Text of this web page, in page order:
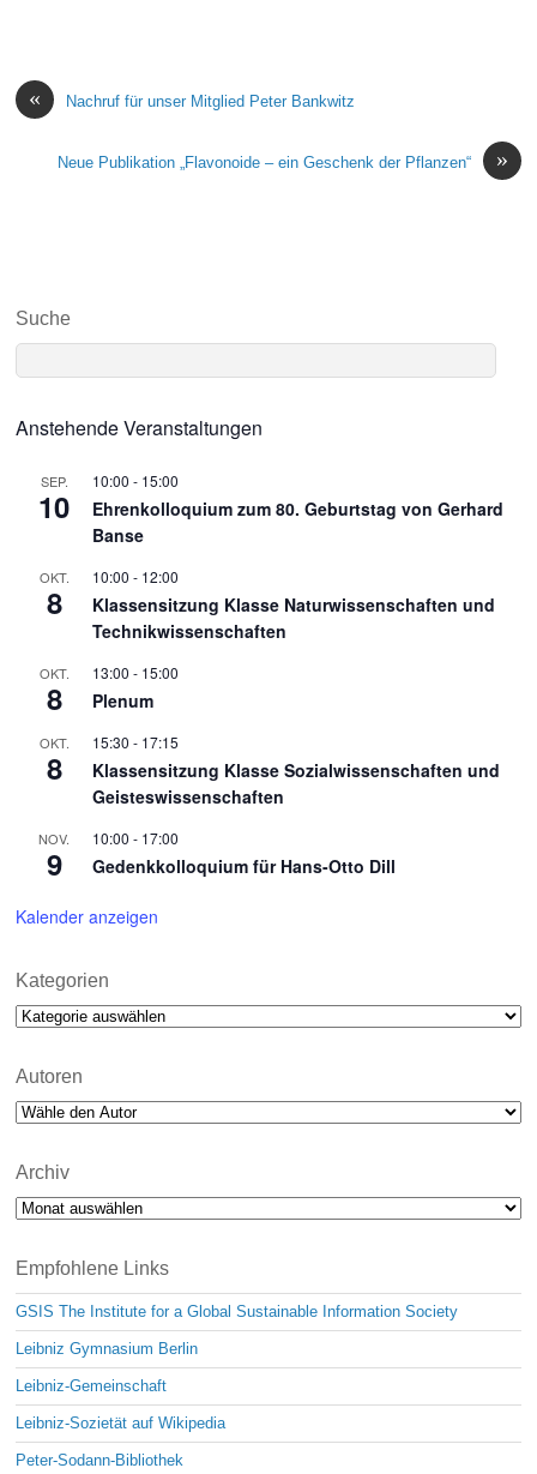
« Nachruf für unser Mitglied Peter Bankwitz
»
Neue Publikation „Flavonoide – ein Geschenk der Pflanzen“
Suche
Anstehende Veranstaltungen
SEP.
10
10:00 - 15:00
Ehrenkolloquium zum 80. Geburtstag von Gerhard
Banse
OKT.
8
10:00 - 12:00
Klassensitzung Klasse Naturwissenschaften und
Technikwissenschaften
OKT.
8
13:00 - 15:00
Plenum
OKT.
8
15:30 - 17:15
Klassensitzung Klasse Sozialwissenschaften und
Geisteswissenschaften
NOV.
9
10:00 - 17:00
Gedenkkolloquium für Hans-Otto Dill
Kalender anzeigen
Kategorien
Kategorien
Autoren
Archiv
Archiv
Empfohlene Links
GSIS The Institute for a Global Sustainable Information Society
Leibniz Gymnasium Berlin
Leibniz-Gemeinschaft
Leibniz-Sozietät auf Wikipedia
Peter-Sodann-Bibliothek